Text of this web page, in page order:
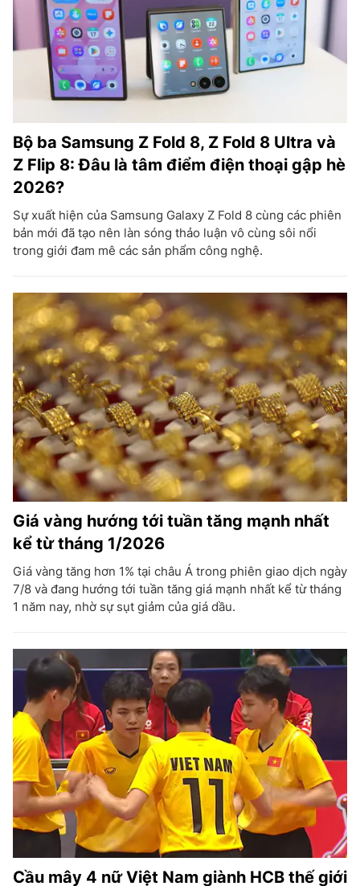
Bộ ba Samsung Z Fold 8, Z Fold 8 Ultra và
Z Flip 8: Đâu là tâm điểm điện thoại gập hè
2026?
Sự xuất hiện của Samsung Galaxy Z Fold 8 cùng các phiên
bản mới đã tạo nên làn sóng thảo luận vô cùng sôi nổi
trong giới đam mê các sản phẩm công nghệ.
Giá vàng hướng tới tuần tăng mạnh nhất
kể từ tháng 1/2026
Giá vàng tăng hơn 1% tại châu Á trong phiên giao dịch ngày
7/8 và đang hướng tới tuần tăng giá mạnh nhất kể từ tháng
1 năm nay, nhờ sự sụt giảm của giá dầu.
Cầu mây 4 nữ Việt Nam giành HCB thế giới